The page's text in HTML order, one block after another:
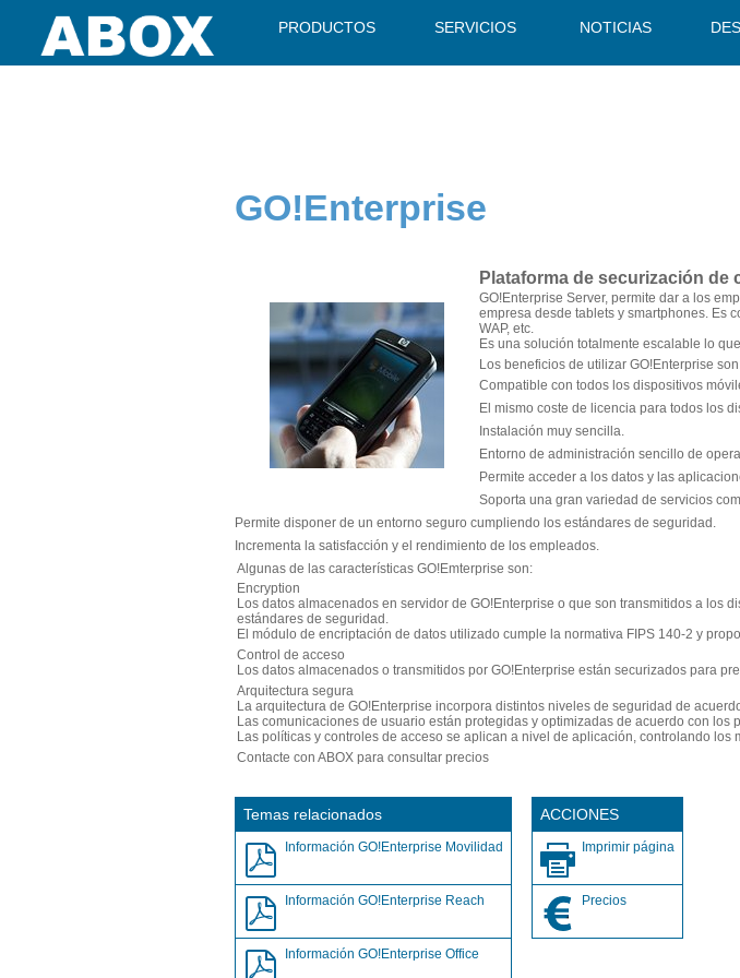
PRODUCTOS SERVICIOS NOTICIAS
GO!Enterprise
Plataforma de securización
GO!Enterprise Server, permite dar a los
empresa desde tablets y smartphones. Es
WAP, etc.
Es una solución totalmente escalable lo
Los beneficios de utilizar GO!Enterprise
Compatible con todos los dispositivos
El mismo coste de licencia para todos los
Instalación muy sencilla.
Entorno de administración sencillo de
Permite acceder a los datos y las
Soporta una gran variedad de servicios
Permite disponer de un entorno seguro cumpliendo los estándares de seguridad.
Incrementa la satisfacción y el rendimiento de los empleados.
Algunas de las características GO!Emterprise son:
Encryption
Los datos almacenados en servidor de GO!Enterprise o que son transmitidos a los
estándares de seguridad.
El módulo de encriptación de datos utilizado cumple la normativa FIPS 140-2 y
Control de acceso
Los datos almacenados o transmitidos por GO!Enterprise están securizados para
Arquitectura segura
La arquitectura de GO!Enterprise incorpora distintos niveles de seguridad de
Las comunicaciones de usuario están protegidas y optimizadas de acuerdo con los
Las políticas y controles de acceso se aplican a nivel de aplicación, controlando
Contacte con ABOX para consultar precios
Temas relacionados
Información GO!Enterprise Movilidad
Información GO!Enterprise Reach
Información GO!Enterprise Office
ACCIONES
Imprimir página
Precios